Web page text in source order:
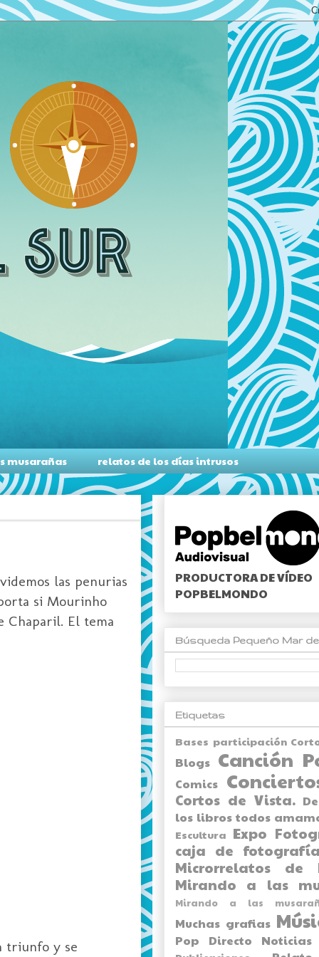
musarañas relatos de los días intrusos
las penurias
si Mourinho
Chaparil. El tema
triunfo y se
PRODUCTORA DE VÍDEO
POPBELMONDO
Búsqueda Pequeño Mar
Etiquetas
Bases participación
Blogs Canción
Comics
Cortos de Vista.
los libros todos
Escultura Expo
caja de
Microrrelatos de
Mirando a las
Mirando a las
Muchas grafias
Pop Directo Noticias